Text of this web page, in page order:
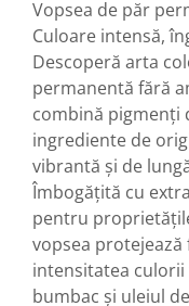
Vopsea de păr
Culoare intensă,
Descoperă arta
permanentă fără
combină pigmenți
ingrediente de
vibrantă și de
Îmbogățită cu
pentru
vopsea
intensitatea
bumbac și uleiul